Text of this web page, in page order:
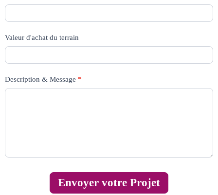
Valeur d'achat du terrain
Description & Message *
Envoyer votre Projet